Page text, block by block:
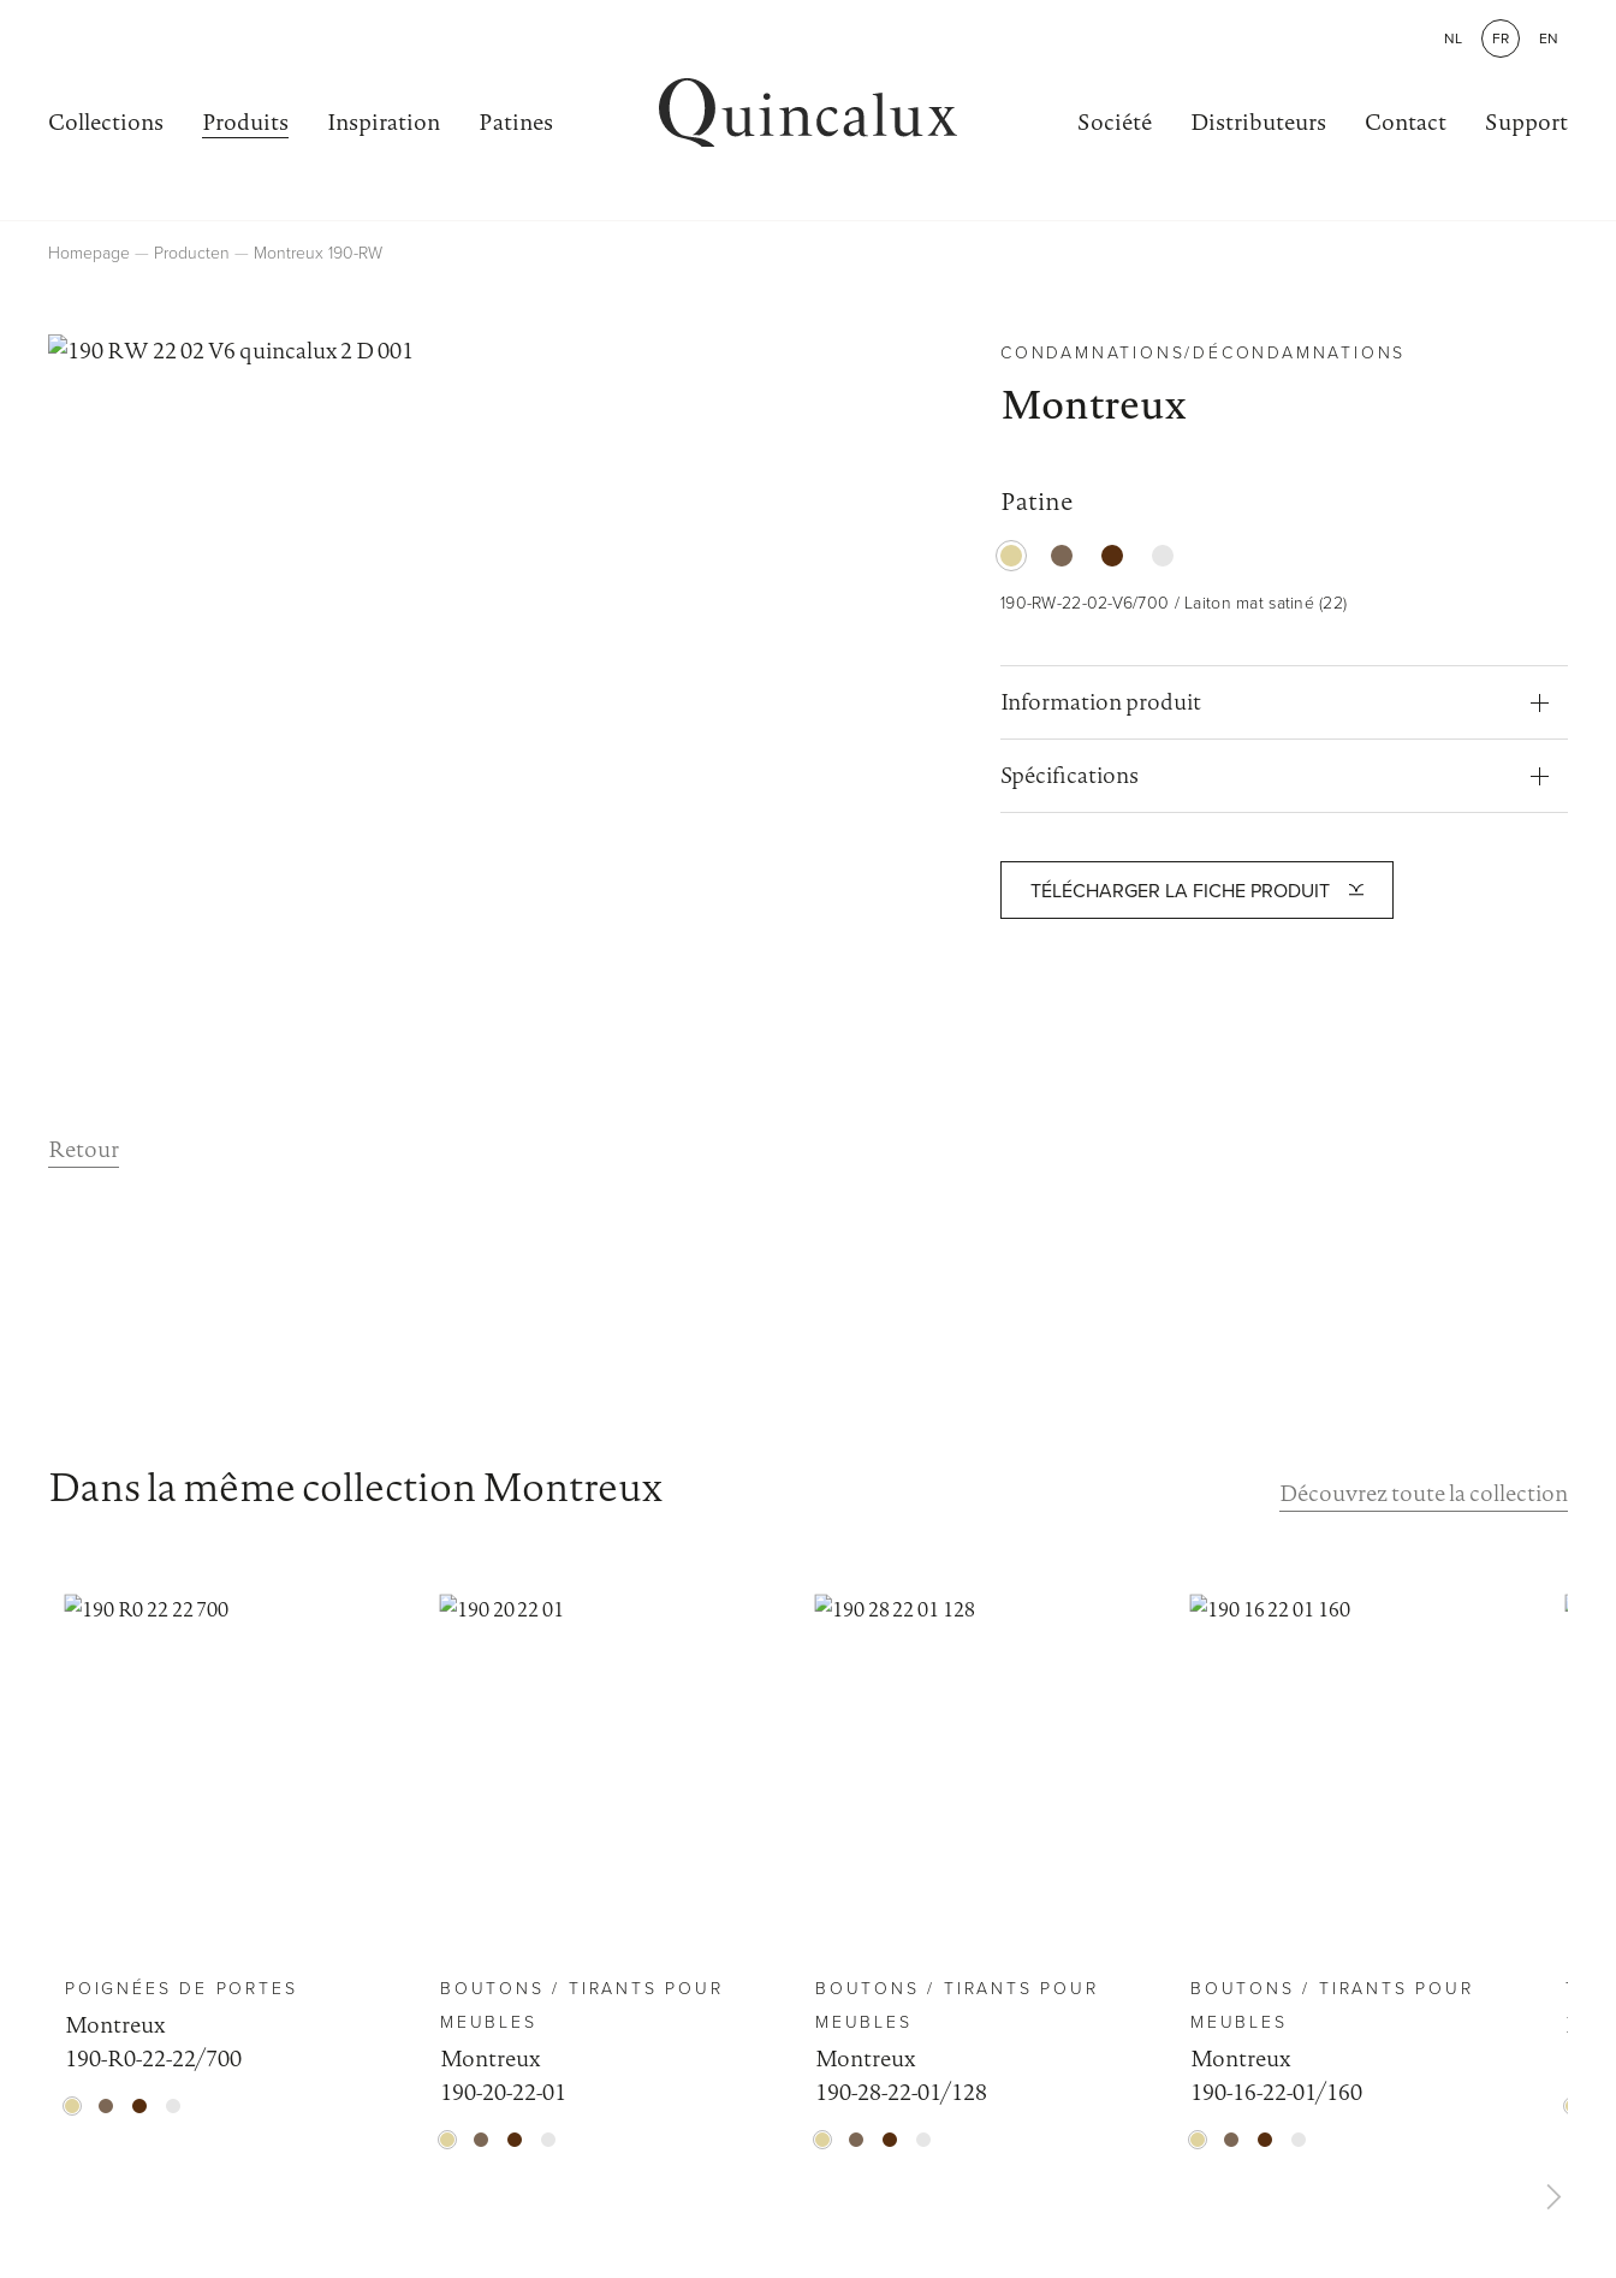
Collections Produits Inspiration Patines Société Distributeurs Contact Support
NL FR EN
Homepage Producten Montreux 190-RW
CONDAMNATIONS/DÉCONDAMNATIONS
Montreux
Retour
Patine
190-RW-22-02-V6/700 / Laiton mat satiné (22)
Information produit
Spécifications
TÉLÉCHARGER LA FICHE PRODUIT
Dans la même collection Montreux Découvrez toute la collection
POIGNÉES DE PORTES
Montreux
190-R0-22-22/700
BOUTONS / TIRANTS POUR
MEUBLES
Montreux
190-20-22-01
BOUTONS / TIRANTS POUR
MEUBLES
Montreux
190-28-22-01/128
BOUTONS / TIRANTS POUR
MEUBLES
Montreux
190-16-22-01/160